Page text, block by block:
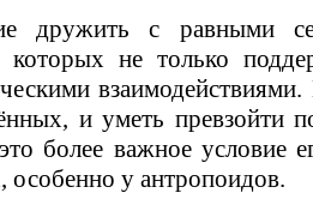
дружить с равными
которых не только
и уметь превзойти
более важное условие
особенно у антропоидов.